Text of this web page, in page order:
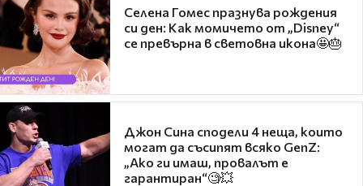
Селена Гомес празнува рождения
си ден: Как момичето от „Disney“
се превърна в световна икона🤩🎂
Джон Сина сподели 4 неща, които
могат да съсипят всяко GenZ:
„Ако ги имаш, провалът е
гарантиран“🧐💥